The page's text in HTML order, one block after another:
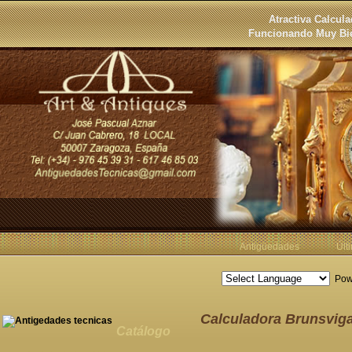
Atractiva
Funcionando Muy
Antigüedades
Catálogo
Calculadora